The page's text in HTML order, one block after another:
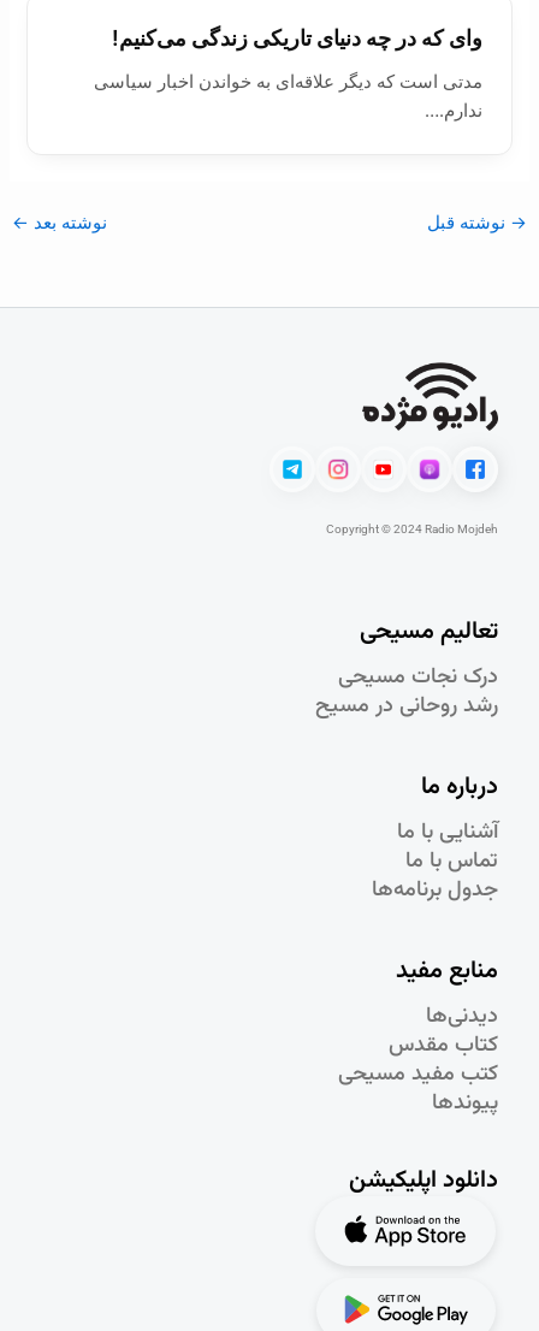
وای که در چه دنیای تاریکی زندگی می‌کنیم!
مدتی است که دیگر علاقه‌ای به خواندن اخبار سیاسی
ندارم.…
→ نوشته قبل نوشته بعد ←
Copyright © 2024 Radio Mojdeh
تعالیم مسیحی
درک نجات مسيحی
رشد روحانی در مسيح
درباره ما
آشنایی با ما
تماس با ما
جدول برنامه‌ها
منابع مفید
دیدنی‌ها
کتاب مقدس
کتب مفید مسیحی
پیوندها
دانلود اپلیکیشن